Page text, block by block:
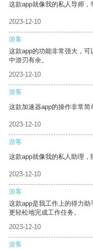
这款app就像我的私人导师，
2023-12-10
游客
这款app的功能非常强大，
中游刃有余。
2023-12-10
游客
这款加速器app的操作非常简
2023-12-10
游客
这款app就像我的私人助理，
2023-12-10
游客
这款app是我工作上的得力
更轻松地完成工作任务。
2023-12-10
游客